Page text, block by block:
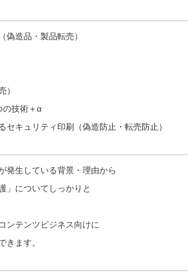
偽造品・製品転売）
）
の技術＋α
セキュリティ印刷（偽造防止・転売防止）
発生している背景・理由から
」についてしっかりと
ンテンツビジネス向けに
ます。